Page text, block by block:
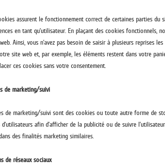
assurent le fonctionnement correct de certaines parties du
en tant qu’utilisateur. En plaçant des cookies fonctionnels,
Ainsi, vous n’avez pas besoin de saisir à plusieurs reprises
site web et, par exemple, les éléments restent dans votre
ces cookies sans votre consentement.
de marketing/suivi
de marketing/suivi sont des cookies ou toute autre forme de
afin d’afficher de la publicité ou de suivre
des finalités marketing similaires.
de réseaux sociaux